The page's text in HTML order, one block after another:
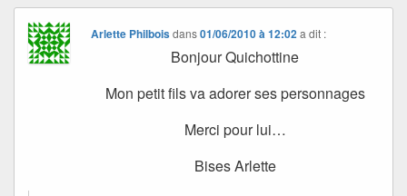
Arlette Philboisdans01/06/2010 à 12:02 a dit :
Bonjour Quichottine
Mon petit fils va adorer ses personnages
Merci pour lui…
Bises Arlette